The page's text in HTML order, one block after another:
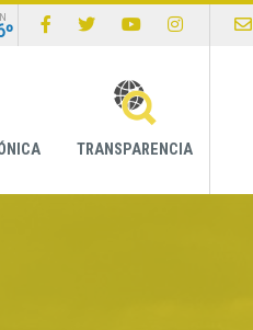
TRANSPARENCIA